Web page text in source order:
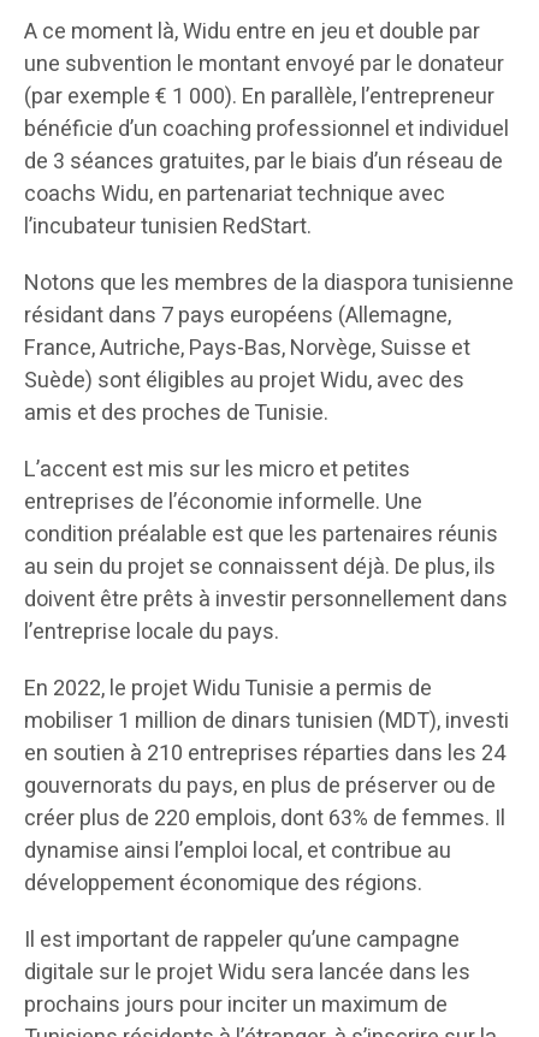
A ce moment là, Widu entre en jeu et double par
une subvention le montant envoyé par le donateur
(par exemple € 1 000). En parallèle, l’entrepreneur
bénéficie d’un coaching professionnel et individuel
de 3 séances gratuites, par le biais d’un réseau de
coachs Widu, en partenariat technique avec
l’incubateur tunisien RedStart.
Notons que les membres de la diaspora tunisienne
résidant dans 7 pays européens (Allemagne,
France, Autriche, Pays-Bas, Norvège, Suisse et
Suède) sont éligibles au projet Widu, avec des
amis et des proches de Tunisie.
L’accent est mis sur les micro et petites
entreprises de l’économie informelle. Une
condition préalable est que les partenaires réunis
au sein du projet se connaissent déjà. De plus, ils
doivent être prêts à investir personnellement dans
l’entreprise locale du pays.
En 2022, le projet Widu Tunisie a permis de
mobiliser 1 million de dinars tunisien (MDT), investi
en soutien à 210 entreprises réparties dans les 24
gouvernorats du pays, en plus de préserver ou de
créer plus de 220 emplois, dont 63% de femmes. Il
dynamise ainsi l’emploi local, et contribue au
développement économique des régions.
Il est important de rappeler qu’une campagne
digitale sur le projet Widu sera lancée dans les
prochains jours pour inciter un maximum de